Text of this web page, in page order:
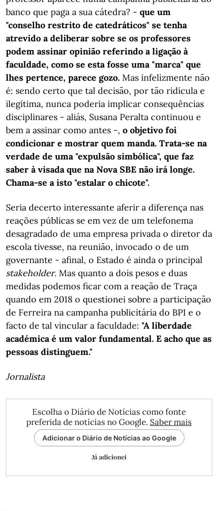
banco que paga a sua cátedra? - que um
"conselho restrito de catedráticos" se tenha
atrevido a deliberar sobre se os professores
podem assinar opinião referindo a ligação à
faculdade, como se esta fosse uma "marca" que
lhes pertence, parece gozo. Mas infelizmente não
é: sendo certo que tal decisão, por tão ridícula e
ilegítima, nunca poderia implicar consequências
disciplinares - aliás, Susana Peralta continuou e
bem a assinar como antes -, o objetivo foi
condicionar e mostrar quem manda. Trata-se na
verdade de uma "expulsão simbólica", que faz
saber à visada que na Nova SBE não irá longe.
Chama-se a isto "estalar o chicote".
Seria decerto interessante aferir a diferença nas
reações públicas se em vez de um telefonema
desagradado de uma empresa privada o diretor da
escola tivesse, na reunião, invocado o de um
governante - afinal, o Estado é ainda o principal
stakeholder. Mas quanto a dois pesos e duas
medidas podemos ficar com a reação de Traça
quando em 2018 o questionei sobre a participação
de Ferreira na campanha publicitária do BPI e o
facto de tal vincular a faculdade: "A liberdade
académica é um valor fundamental. E acho que as
pessoas distinguem."
Jornalista
Escolha o Diário de Notícias como fonte
preferida de notícias no Google. Saber mais
Adicionar o Diário de Notícias ao Google
Já adicionei